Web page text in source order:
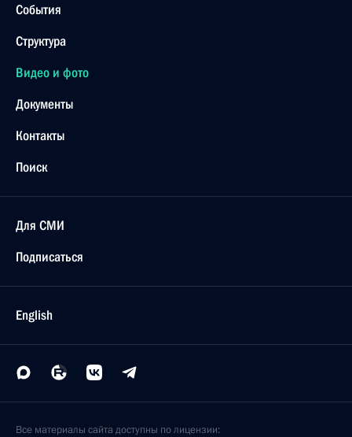
События
Структура
Видео и фото
Документы
Контакты
Поиск
Для СМИ
Подписаться
English
Все материалы сайта доступны по лицензии: